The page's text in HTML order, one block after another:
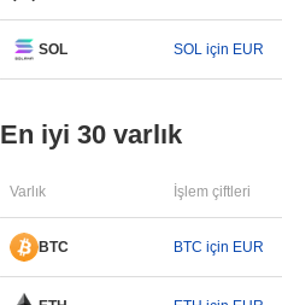
SOL SOL için EUR
En iyi 30 varlık
Varlık İşlem çiftleri
BTC BTC için EUR